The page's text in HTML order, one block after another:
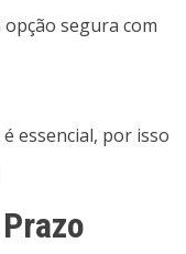
opção segura com
essencial, por isso